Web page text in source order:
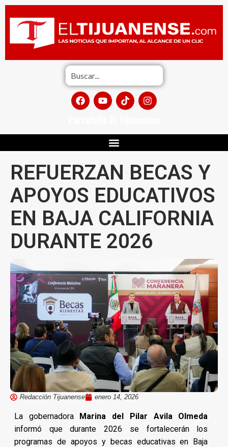
REFUERZAN BECAS Y
APOYOS EDUCATIVOS
EN BAJA CALIFORNIA
DURANTE 2026
Redacción Tijuanense enero 14, 2026
La gobernadora Marina del Pilar Avila Olmeda
informó que durante 2026 se fortalecerán los
programas de apoyos y becas educativas en Baja